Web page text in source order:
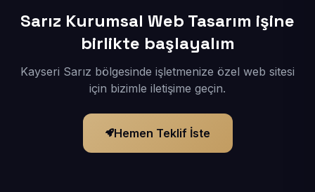
Sarız Kurumsal Web Tasarım işine
birlikte başlayalım
Kayseri Sarız bölgesinde işletmenize özel web sitesi
için bizimle iletişime geçin.
Hemen Teklif İste